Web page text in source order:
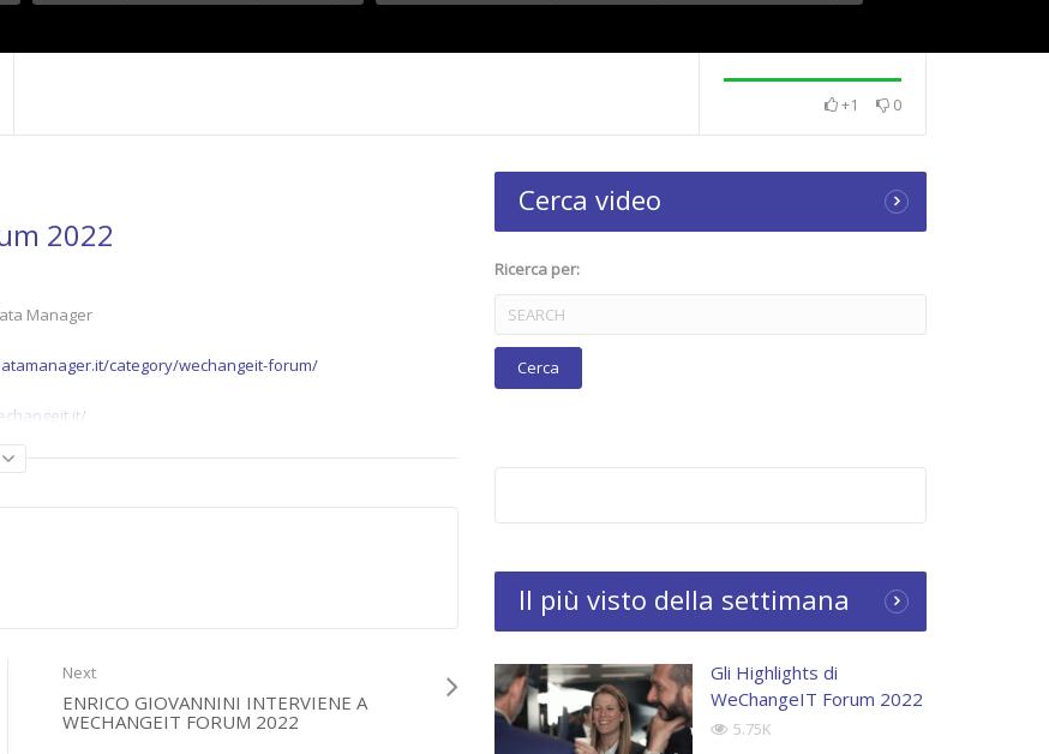
+1 0
2022
Manager
category/wechangeit-forum/
Next
ENRICO GIOVANNINI INTERVIENE A
WECHANGEIT FORUM 2022
Cerca video
Ricerca per:
Il più visto della settimana
Gli Highlights di
WeChangeIT Forum 2022
5.75K